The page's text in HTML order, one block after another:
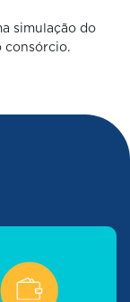
simulação do
consórcio.